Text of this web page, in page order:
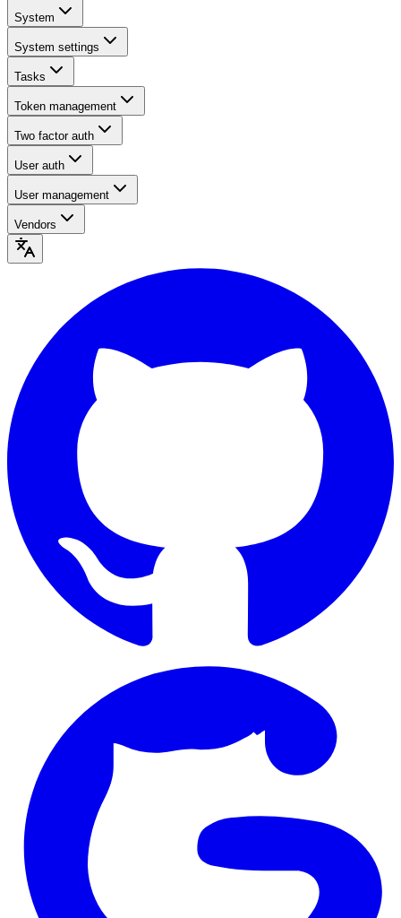
System
System settings
Tasks
Token management
Two factor auth
User auth
User management
Vendors